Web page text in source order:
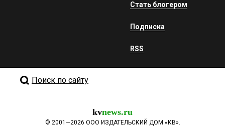
Стать блогером
Подписка
RSS
Поиск по сайту
kvnews.ru
© 2001—2026 ООО ИЗДАТЕЛЬСКИЙ ДОМ «КВ».